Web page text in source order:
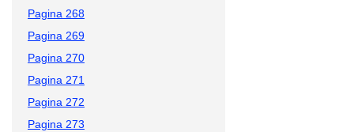
Pagina 268
Pagina 269
Pagina 270
Pagina 271
Pagina 272
Pagina 273